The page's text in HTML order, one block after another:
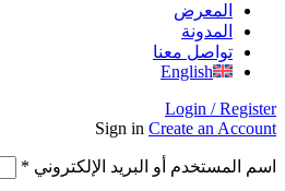
المعرض
المدونة
تواصل معنا
English
Login / Register
Sign in Create an Account
اسم المستخدم أو البريد الإلكتروني *